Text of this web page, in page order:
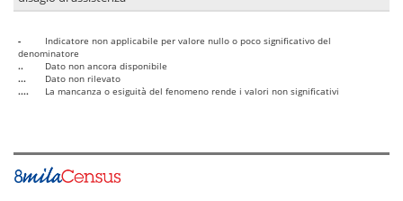
-
Indicatore non applicabile per valore nullo o poco significativo del
denominatore
..
Dato non ancora disponibile
...
Dato non rilevato
....
La mancanza o esiguità del fenomeno rende i valori non significativi